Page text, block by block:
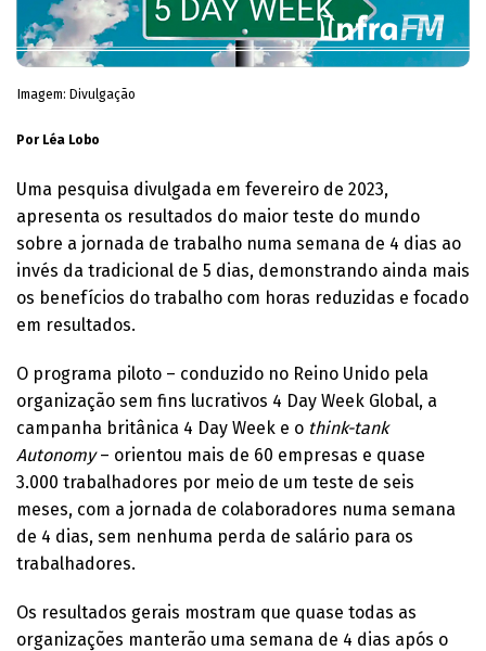
Imagem: Divulgação
Por Léa Lobo
Uma pesquisa divulgada em fevereiro de 2023,
apresenta os resultados do maior teste do mundo
sobre a jornada de trabalho numa semana de 4 dias ao
invés da tradicional de 5 dias, demonstrando ainda mais
os benefícios do trabalho com horas reduzidas e focado
em resultados.
O programa piloto – conduzido no Reino Unido pela
organização sem fins lucrativos 4 Day Week Global, a
campanha britânica 4 Day Week e o think-tank
Autonomy– orientou mais de 60 empresas e quase
3.000 trabalhadores por meio de um teste de seis
meses, com a jornada de colaboradores numa semana
de 4 dias, sem nenhuma perda de salário para os
trabalhadores.
Os resultados gerais mostram que quase todas as
organizações manterão uma semana de 4 dias após o